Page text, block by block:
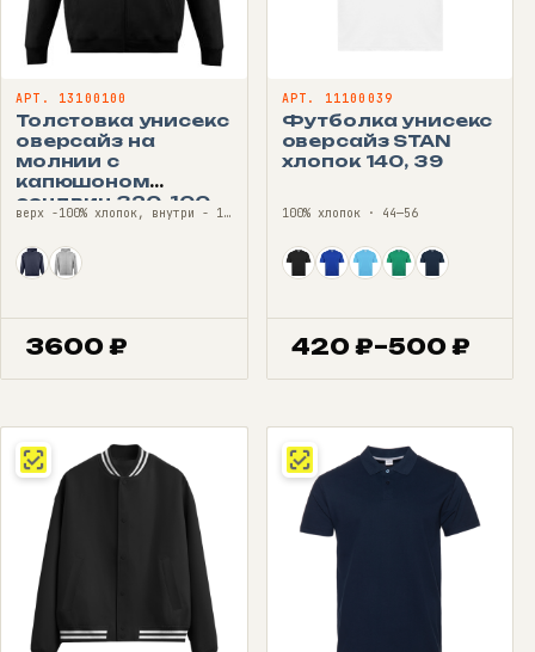
АРТ. 13100100
Толстовка унисекс
оверсайз на
молнии с
капюшоном
сэндвич 320, 100
верх -100% хлопок, внутри - 100% полиэстер (флис) · 44—54
3600 ₽
АРТ. 11100039
Футболка унисекс
оверсайз STAN
хлопок 140, 39
100% хлопок · 44—56
420 ₽–500 ₽
Диапазон
цен:
–
500 ₽